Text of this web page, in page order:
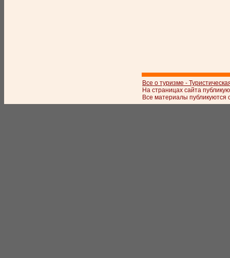
Все о туризме -
На страницах сайта
Все материалы публикуются